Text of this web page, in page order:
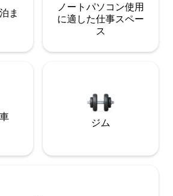
ま
ノートパソコン使用
に適した仕事スペー
ス
ジム